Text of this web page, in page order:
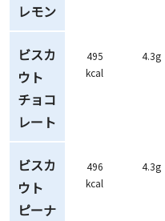
レモン
ビスカ
ウト
チョコ
レート
495
kcal
4.3g
ビスカ
ウト
ピーナ
496
kcal
4.3g